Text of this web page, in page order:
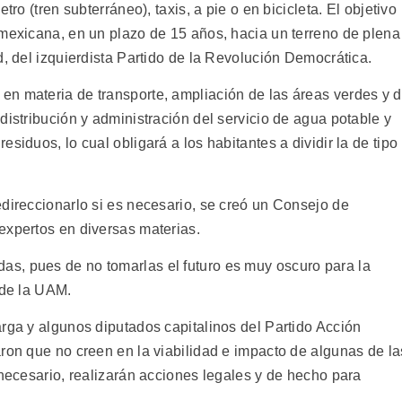
(tren subterráneo), taxis, a pie o en bicicleta. El objetivo
en un plazo de 15 años, hacia un terreno de plena
del izquierdista Partido de la Revolución Democrática.
materia de transporte, ampliación de las áreas verdes y
y administración del servicio de agua potable y
lo cual obligará a los habitantes a dividir la de tipo
si es necesario, se creó un Consejo de
en diversas materias.
pues de no tomarlas el futuro es muy oscuro para la
la UAM.
y algunos diputados capitalinos del Partido Acción
que no creen en la viabilidad e impacto de algunas de
realizarán acciones legales y de hecho para